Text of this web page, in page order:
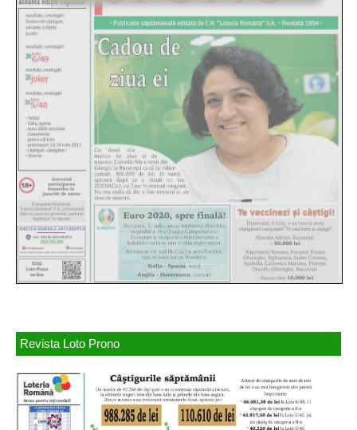
Revista Loto Prono